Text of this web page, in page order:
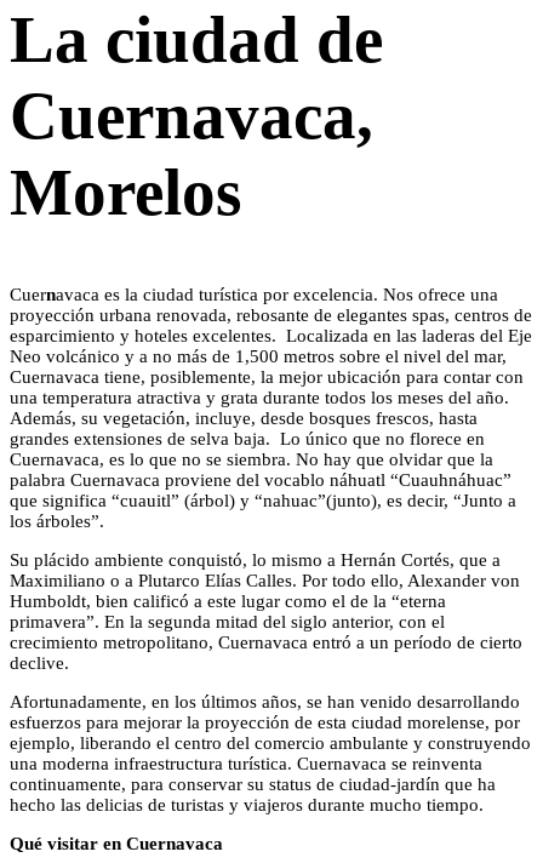
La ciudad de
Cuernavaca,
Morelos
Cuernavaca es la ciudad turística por excelencia. Nos ofrece una
proyección urbana renovada, rebosante de elegantes spas, centros de
esparcimiento y hoteles excelentes. Localizada en las laderas del Eje
Neo volcánico y a no más de 1,500 metros sobre el nivel del mar,
Cuernavaca tiene, posiblemente, la mejor ubicación para contar con
una temperatura atractiva y grata durante todos los meses del año.
Además, su vegetación, incluye, desde bosques frescos, hasta
grandes extensiones de selva baja. Lo único que no florece en
Cuernavaca, es lo que no se siembra. No hay que olvidar que la
palabra Cuernavaca proviene del vocablo náhuatl “Cuauhnáhuac”
que significa “cuauitl” (árbol) y “nahuac”(junto), es decir, “Junto a
los árboles”.
Su plácido ambiente conquistó, lo mismo a Hernán Cortés, que a
Maximiliano o a Plutarco Elías Calles. Por todo ello, Alexander von
Humboldt, bien calificó a este lugar como el de la “eterna
primavera”. En la segunda mitad del siglo anterior, con el
crecimiento metropolitano, Cuernavaca entró a un período de cierto
declive.
Afortunadamente, en los últimos años, se han venido desarrollando
esfuerzos para mejorar la proyección de esta ciudad morelense, por
ejemplo, liberando el centro del comercio ambulante y construyendo
una moderna infraestructura turística. Cuernavaca se reinventa
continuamente, para conservar su status de ciudad-jardín que ha
hecho las delicias de turistas y viajeros durante mucho tiempo.
Qué visitar en Cuernavaca